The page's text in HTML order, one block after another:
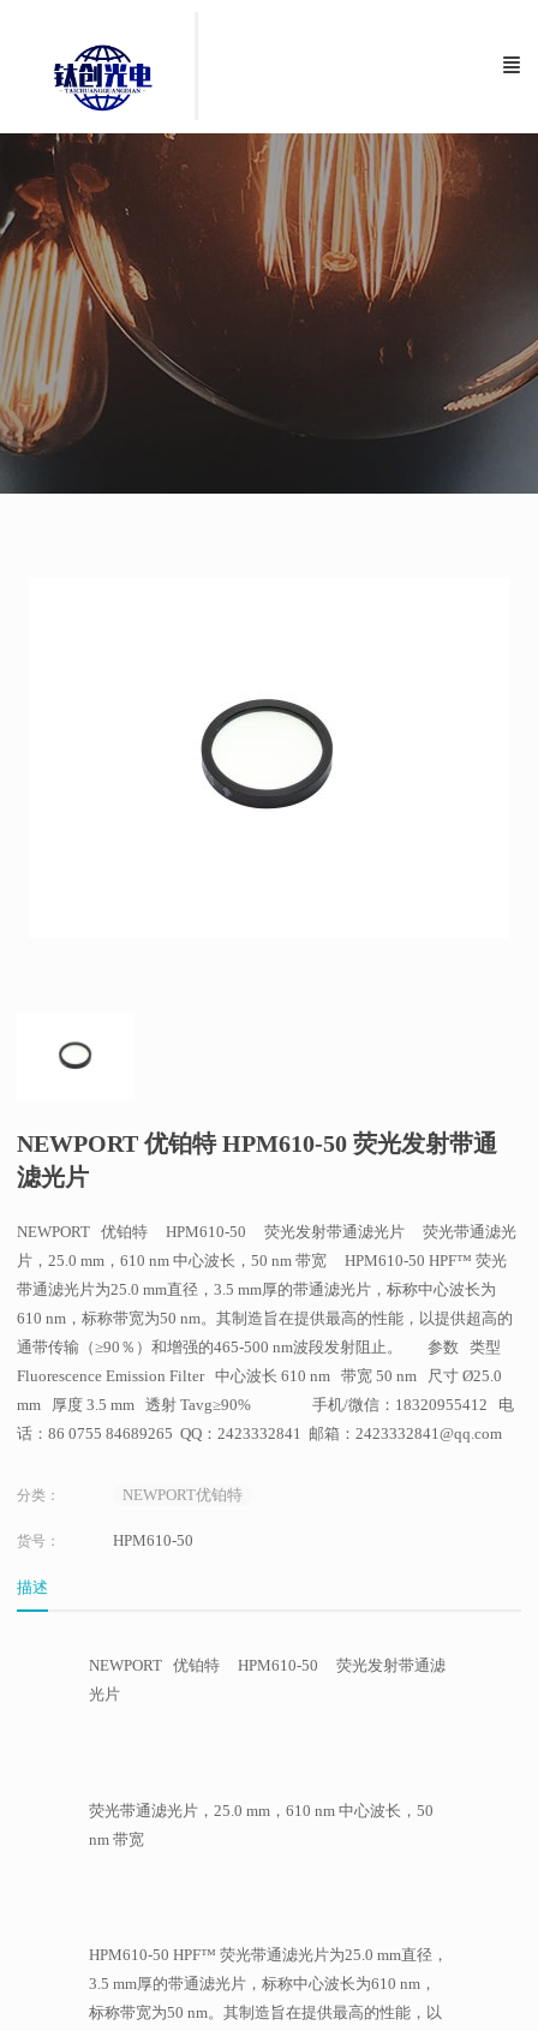
NEWPORT 优铂特 HPM610-50 荧光发射带通
滤光片
NEWPORT 优铂特 HPM610-50 荧光发射带通滤光片 荧光带通滤光
片，25.0 mm，610 nm 中心波长，50 nm 带宽 HPM610-50 HPF™ 荧光
带通滤光片为25.0 mm直径，3.5 mm厚的带通滤光片，标称中心波长为
610 nm，标称带宽为50 nm。其制造旨在提供最高的性能，以提供超高的
通带传输（≥90％）和增强的465-500 nm波段发射阻止。 参数 类型
Fluorescence Emission Filter 中心波长 610 nm 带宽 50 nm 尺寸 Ø25.0
mm 厚度 3.5 mm 透射 Tavg≥90% 手机/微信：18320955412 电
话：86 0755 84689265 QQ：2423332841 邮箱：2423332841@qq.com
分类： NEWPORT优铂特
货号： HPM610-50
描述
NEWPORT 优铂特 HPM610-50 荧光发射带通滤
光片
荧光带通滤光片，25.0 mm，610 nm 中心波长，50
nm 带宽
HPM610-50 HPF™ 荧光带通滤光片为25.0 mm直径，
3.5 mm厚的带通滤光片，标称中心波长为610 nm，
标称带宽为50 nm。其制造旨在提供最高的性能，以